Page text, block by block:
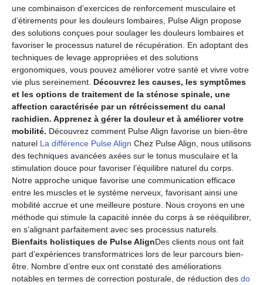
une combinaison d’exercices de renforcement musculaire et
d’étirements pour les douleurs lombaires, Pulse Align propose
des solutions conçues pour soulager les douleurs lombaires et
favoriser le processus naturel de récupération. En adoptant des
techniques de levage appropriées et des solutions
ergonomiques, vous pouvez améliorer votre santé et vivre votre
vie plus sereinement. Découvrez les causes, les symptômes
et les options de traitement de la sténose spinale, une
affection caractérisée par un rétrécissement du canal
rachidien. Apprenez à gérer la douleur et à améliorer votre
mobilité. Découvrez comment Pulse Align favorise un bien-être
naturel La différence Pulse Align Chez Pulse Align, nous utilisons
des techniques avancées axées sur le tonus musculaire et la
stimulation douce pour favoriser l’équilibre naturel du corps.
Notre approche unique favorise une communication efficace
entre les muscles et le système nerveux, favorisant ainsi une
mobilité accrue et une meilleure posture. Nous croyons en une
méthode qui stimule la capacité innée du corps à se rééquilibrer,
en s’alignant parfaitement avec ses processus naturels.
Bienfaits holistiques de Pulse AlignDes clients nous ont fait
part d’expériences transformatrices lors de leur parcours bien-
être. Nombre d’entre eux ont constaté des améliorations
notables en termes de correction posturale, de réduction des do